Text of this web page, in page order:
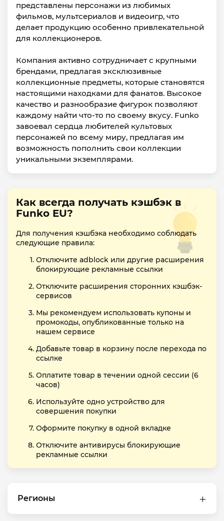
представлены персонажи из любимых
фильмов, мультсериалов и видеоигр, что
делает продукцию особенно привлекательной
для коллекционеров.
Компания активно сотрудничает с крупными
брендами, предлагая эксклюзивные
коллекционные предметы, которые становятся
настоящими находками для фанатов. Высокое
качество и разнообразие фигурок позволяют
каждому найти что-то по своему вкусу. Funko
завоевал сердца любителей культовых
персонажей по всему миру, предлагая им
возможность пополнить свои коллекции
уникальными экземплярами.
Как всегда получать кэшбэк в
Funko EU?
Для получения кэшбэка необходимо соблюдать
следующие правила:
Отключите adblock или другие расширения
блокирующие рекламные ссылки
Отключите расширения сторонних кэшбэк-
сервисов
Мы рекомендуем использовать купоны и
промокоды, опубликованные только на
нашем сервисе
Добавьте товар в корзину после перехода по
ссылке
Оплатите товар в течении одной сессии (6
часов)
Используйте одно устройство для
совершения покупки
Оформите покупку в одной вкладке
Отключите антивирусы блокирующие
рекламные ссылки
Регионы